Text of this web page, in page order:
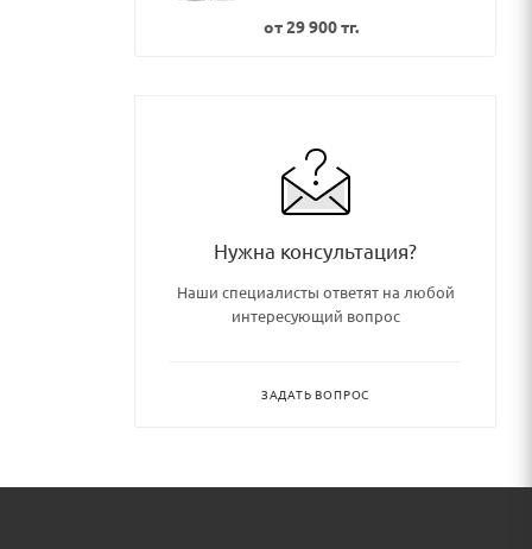
от29 900 тг.
Нужна консультация?
Наши специалисты ответят на любой
интересующий вопрос
ЗАДАТЬ ВОПРОС